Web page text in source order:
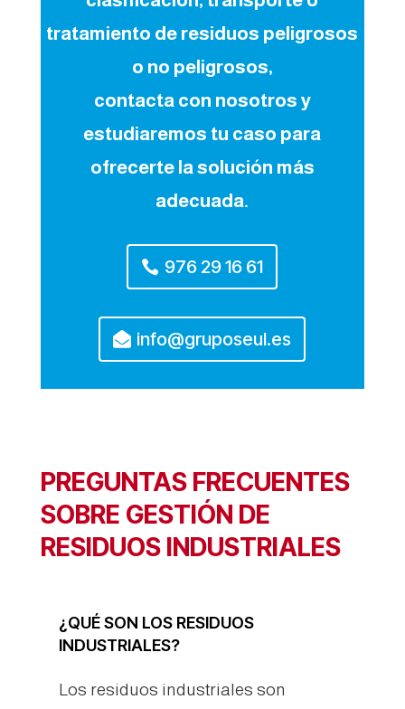
tratamiento de residuos peligrosos
o no peligrosos,
contacta con nosotros y
estudiaremos tu caso para
ofrecerte la solución más
adecuada.
976 29 16 61
info@gruposeul.es
PREGUNTAS FRECUENTES
SOBRE GESTIÓN DE
RESIDUOS INDUSTRIALES
¿QUÉ SON LOS RESIDUOS
INDUSTRIALES?
Los residuos industriales son